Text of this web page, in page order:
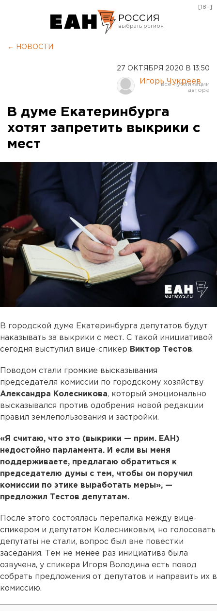
РОССИЯ
Курган
Оренбург
[18+]
← НОВОСТИ
27 ОКТЯБРЯ 2020 В 13:50
Игорь Чукреев
В думе Екатеринбурга
хотят запретить выкрики с
мест
В городской думе Екатеринбурга депутатов будут
наказывать за выкрики с мест. С такой инициативой
сегодня выступил вице-спикер Виктор Тестов.
Поводом стали громкие высказывания
председателя комиссии по городскому хозяйству
Александра Колесникова, который эмоционально
высказывался против одобрения новой редакции
правил землепользования и застройки.
«Я считаю, что это (выкрики — прим. ЕАН)
недостойно парламента. И если вы меня
поддерживаете, предлагаю обратиться к
председателю думы с тем, чтобы он поручил
комиссии по этике выработать меры», —
предложил Тестов депутатам.
После этого состоялась перепалка между вице-
спикером и депутатом Колесниковым, но голосовать
депутаты не стали, вопрос был вне повестки
заседания. Тем не менее раз инициатива была
озвучена, у спикера Игоря Володина есть повод
собрать предложения от депутатов и направить их в
комиссию.